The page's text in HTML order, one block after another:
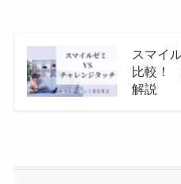
スマイ
比較！
解説